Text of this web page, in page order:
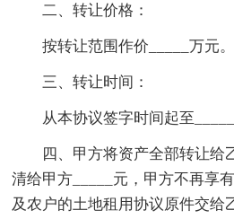
二、转让价格：
按转让范围作价_____万元。
三、转让时间：
从本协议签字时间起至
四、甲方将资产全部转让给
清给甲方_____元，甲方不再享
及农户的土地租用协议原件交给